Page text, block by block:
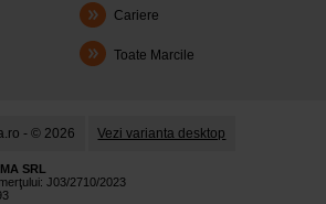
Cariere
Toate Marcile
- © 2026 Vezi varianta desktop
SRL
J03/2710/2023